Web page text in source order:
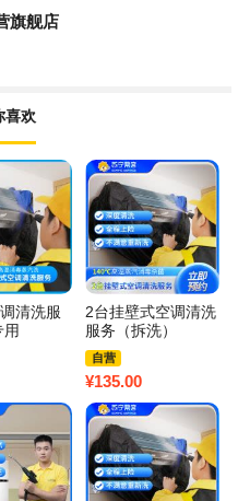
旗舰店
喜欢
清洗服
2台挂壁式空调清洗
服务（拆洗）
自营
¥135.00